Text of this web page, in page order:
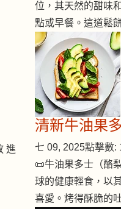
進
位，其天然的甜味
點或早餐。這道鬆
清新牛油果
七 09, 2025點擊數:
📜牛油果多士（酪
球的健康輕食，以
喜愛。烤得酥脆的